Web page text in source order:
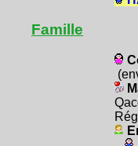
Famille